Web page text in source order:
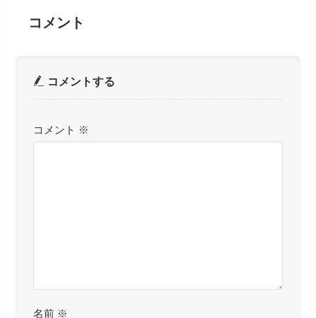
コメント
コメントする
コメント ※
名前 ※